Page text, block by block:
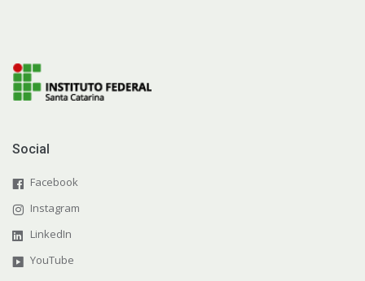
Social
Facebook
Instagram
LinkedIn
YouTube